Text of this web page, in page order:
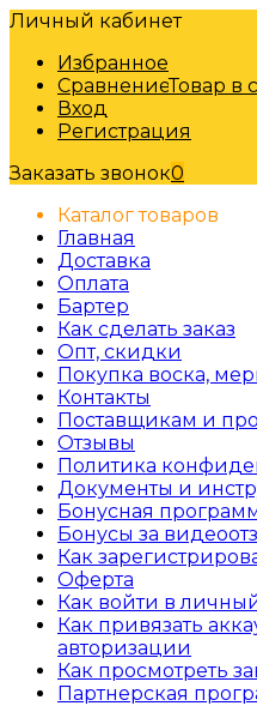
Личный кабинет
Избранное
СравнениеТовар в
Вход
Регистрация
Заказать звонок0
Каталог товаров
Главная
Доставка
Оплата
Бартер
Как сделать заказ
Опт, скидки
Покупка воска,
Контакты
Поставщикам и
Отзывы
Политика
Документы и
Бонусная
Бонусы за
Как
Оферта
Как войти в
Как привязать
авторизации
Как просмотреть
Партнерская